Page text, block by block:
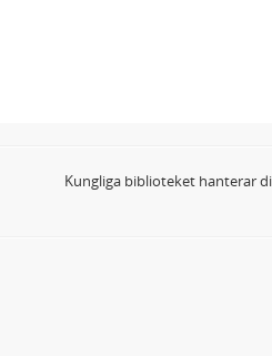
Kungliga biblioteket hanterar